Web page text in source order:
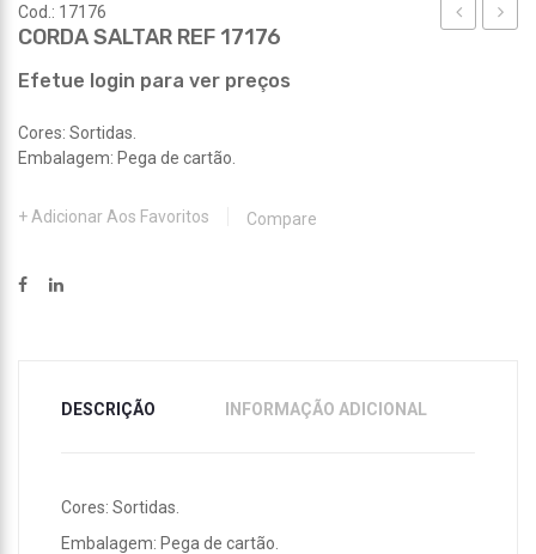
Cod.: 17176
CORDA SALTAR REF 17176
Efetue login para ver preços
Cores: Sortidas.
Embalagem: Pega de cartão.
Adicionar Aos Favoritos Compare
DESCRIÇÃO INFORMAÇÃO ADICIONAL
Cores: Sortidas.
Embalagem: Pega de cartão.